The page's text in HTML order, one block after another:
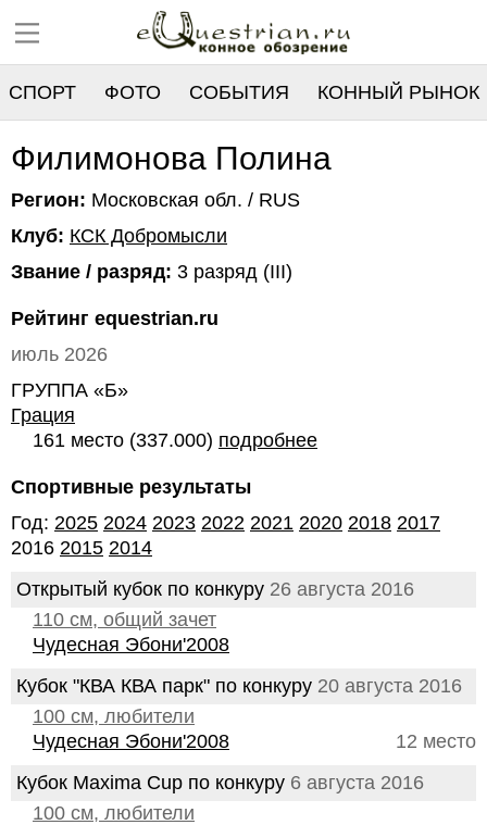
СПОРТ ФОТО СОБЫТИЯ КОННЫЙ РЫНОК
РЕЕСТР
Филимонова Полина
Регион: Московская обл. / RUS
Клуб: КСК Добромысли
Звание / разряд: 3 разряд (III)
Рейтинг equestrian.ru
июль 2026
ГРУППА «Б»
Грация
161 место (337.000) подробнее
Спортивные результаты
Год: 2025 2024 2023 2022 2021 2020 2018 2017
2016 2015 2014
Открытый кубок по конкуру 26 августа 2016
110 см, общий зачет
Чудесная Эбони'2008
Кубок "КВА КВА парк" по конкуру 20 августа 2016
100 см, любители
12 место
Чудесная Эбони'2008
Кубок Maxima Cup по конкуру 6 августа 2016
100 см, любители